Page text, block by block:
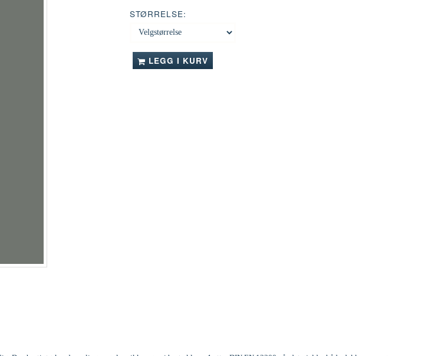
STØRRELSE:
LEGG I KURV